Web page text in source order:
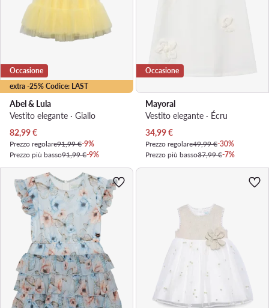
extra -25% Codice: LAST
Occasione
Abel & Lula
Vestito elegante · Giallo
Prezzo attuale
82,99€
Prezzo regolare91,99 €-9%
Prezzo più basso91,99 €-9%
Occasione
Mayoral
Vestito elegante · Écru
Prezzo attuale
34,99€
Prezzo regolare49,99 €-30%
Prezzo più basso37,99 €-7%